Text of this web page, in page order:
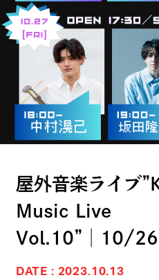
屋外音楽ライブ
Music Live
Vol.10”│10/26
DATE : 2023.10.13